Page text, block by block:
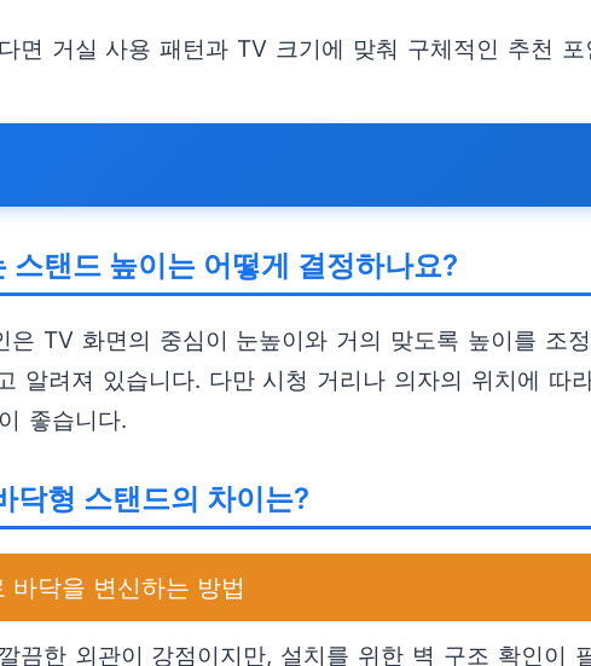
면 거실 사용 패턴과 TV 크기에 맞춰 구체적인 추천
스탠드 높이는 어떻게 결정하나요?
은 TV 화면의 중심이 눈높이와 거의 맞도록 높이를 조
알려져 있습니다. 다만 시청 거리나 의자의 위치에
좋습니다.
닥형 스탠드의 차이는?
바닥을 변신하는 방법
끔한 외관이 강점이지만, 설치를 위한 벽 구조 확인이